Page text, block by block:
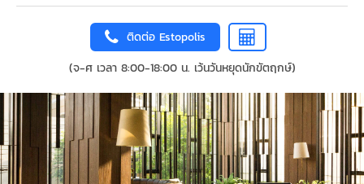
ติดต่อ Estopolis
(จ-ศ เวลา 8:00-18:00 น. เว้นวันหยุดนักขัตฤกษ์)